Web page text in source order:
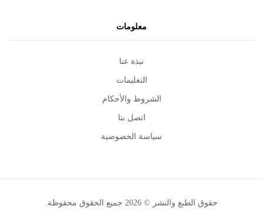
معلومات
نبذة عنا
التعليمات
الشروط والأحكام
اتصل بنا
سياسة الخصوصية
حقوق الطبع والنشر © 2026 جميع الحقوق محفوظة.